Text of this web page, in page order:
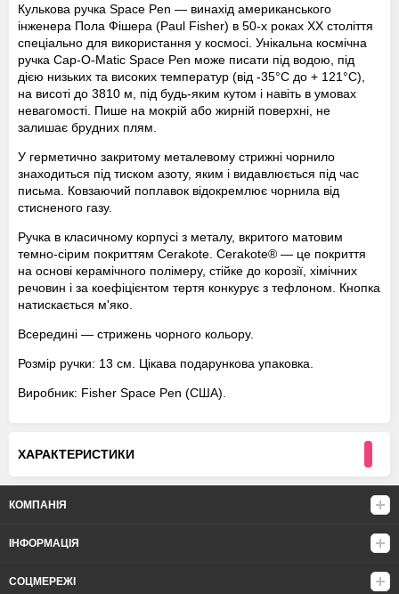
Кулькова ручка Space Pen — винахід американського
інженера Пола Фішера (Paul Fisher) в 50-х роках XX століття
спеціально для використання у космосі. Унікальна космічна
ручка Cap-O-Matic Space Pen може писати під водою, під
дією низьких та високих температур (від -35°С до + 121°С),
на висоті до 3810 м, під будь-яким кутом і навіть в умовах
невагомості. Пише на мокрій або жирній поверхні, не
залишає брудних плям.
У герметично закритому металевому стрижні чорнило
знаходиться під тиском азоту, яким і видавлюється під час
письма. Ковзаючий поплавок відокремлює чорнила від
стисненого газу.
Ручка в класичному корпусі з металу, вкритого матовим
темно-сірим покриттям Cerakote. Cerakote® — це покриття
на основі керамічного полімеру, стійке до корозії, хімічних
речовин і за коефіцієнтом тертя конкурує з тефлоном. Кнопка
натискається м'яко.
Всередині — стрижень чорного кольору.
Розмір ручки: 13 см. Цікава подарункова упаковка.
Виробник: Fisher Space Pen (США).
ХАРАКТЕРИСТИКИ
КОМПАНІЯ
ІНФОРМАЦІЯ
СОЦМЕРЕЖІ